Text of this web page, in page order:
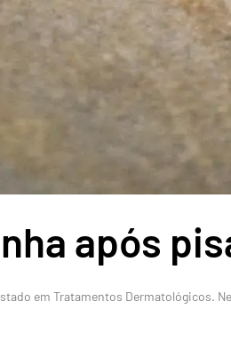
após
em Tratamentos Dermatológicos.